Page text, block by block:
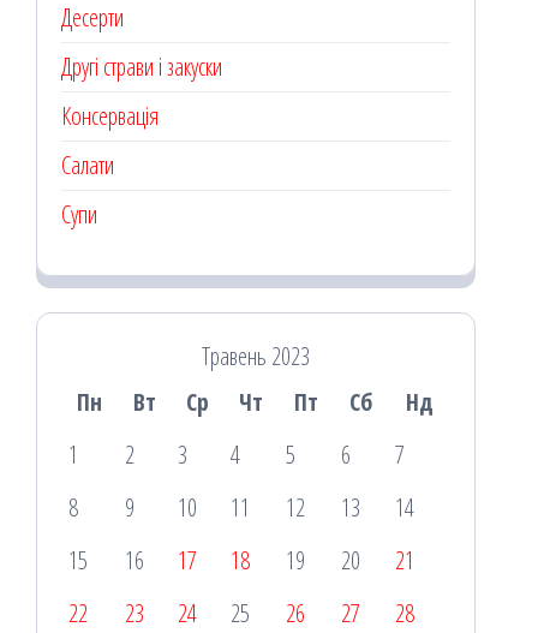
Десерти
Другі страви і закуски
Консервація
Салати
Супи
Травень 2023
Пн
Вт Ср Чт Пт Сб
Нд
1
2 3 4 5 6
7
8
9 10 11 12 13
14
15
16 17 18 19 20
21
22
23 24 25 26 27
28